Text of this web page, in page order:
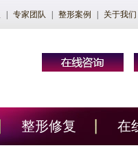
专家团队 整形案例 关于我们
整形修复 在